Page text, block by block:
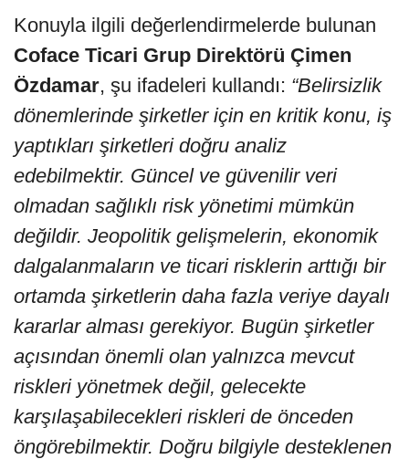
Konuyla ilgili değerlendirmelerde bulunan
Coface Ticari Grup Direktörü Çimen
Özdamar, şu ifadeleri kullandı: “Belirsizlik
dönemlerinde şirketler için en kritik konu, iş
yaptıkları şirketleri doğru analiz
edebilmektir. Güncel ve güvenilir veri
olmadan sağlıklı risk yönetimi mümkün
değildir. Jeopolitik gelişmelerin, ekonomik
dalgalanmaların ve ticari risklerin arttığı bir
ortamda şirketlerin daha fazla veriye dayalı
kararlar alması gerekiyor. Bugün şirketler
açısından önemli olan yalnızca mevcut
riskleri yönetmek değil, gelecekte
karşılaşabilecekleri riskleri de önceden
öngörebilmektir. Doğru bilgiyle desteklenen